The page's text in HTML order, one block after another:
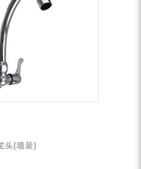
头(墙装)